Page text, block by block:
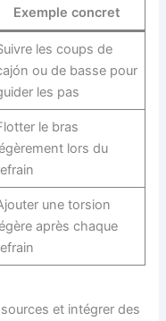
Exemple concret
les coups de
ou de basse pour
les pas
le bras
lors du
une torsion
après chaque
et intégrer des